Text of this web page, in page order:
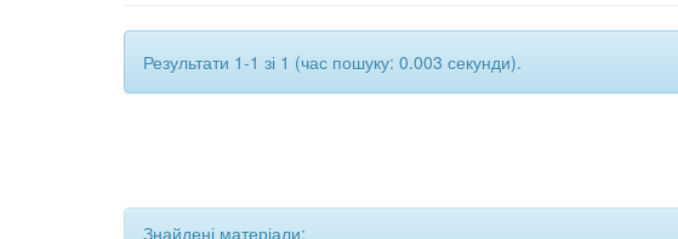
Результати 1-1 зі 1 (час пошуку: 0.003 секунди).
Знайдені матеріали: